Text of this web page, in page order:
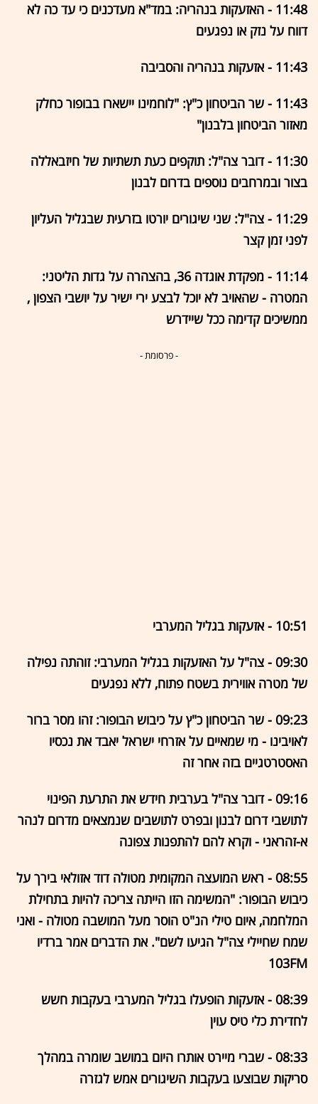
11:48 - האזעקות בנהריה: במד"א מעדכנים כי עד כה לא
דווח על נזק או נפגעים
11:43 - אזעקות בנהריה והסביבה
11:43 - שר הביטחון כ"ץ: "לוחמינו יישארו בבופור כחלק
מאזור הביטחון בלבנון"
11:30 - דובר צה"ל: תוקפים כעת תשתיות של חיזבאללה
בצור ובמרחבים נוספים בדרום לבנון
11:29 - צה"ל: שני שיגורים יורטו בזרעית שבגליל העליון
לפני זמן קצר
11:14 - מפקדת אוגדה 36, בהצהרה על גדות הליטני:
המטרה - שהאויב לא יוכל לבצע ירי ישיר על יושבי הצפון ,
ממשיכים קדימה ככל שיידרש
- פרסומת -
10:51 - אזעקות בגליל המערבי
09:30 - צה"ל על האזעקות בגליל המערבי: זוהתה נפילה
של מטרה אווירית בשטח פתוח, ללא נפגעים
09:23 - שר הביטחון כ"ץ על כיבוש הבופור: זהו מסר ברור
לאויבינו - מי שמאיים על אזרחי ישראל יאבד את נכסיו
האסטרטגיים בזה אחר זה
09:16 - דובר צה"ל בערבית חידש את התרעת הפינוי
לתושבי דרום לבנון ובפרט לתושבים שנמצאים מדרום לנהר
א-זהראני - וקרא להם להתפנות צפונה
08:55 - ראש המועצה המקומית מטולה דוד אזולאי בירך על
כיבוש הבופור: "המשימה הזו הייתה צריכה להיות בתחילת
המלחמה, איום טילי הנ"ט הוסר מעל המושבה מטולה - ואני
שמח שחיילי צה"ל הגיעו לשם". את הדברים אמר ברדיו
103FM
08:39 - אזעקות הופעלו בגליל המערבי בעקבות חשש
לחדירת כלי טיס עוין
08:33 - שברי מיירט אותרו היום במושב שומרה במהלך
סריקות שבוצעו בעקבות השיגורים אמש לגזרה